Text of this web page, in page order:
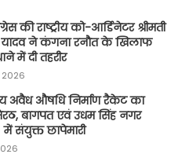
की राष्ट्रीय को-आर्डिनेटर श्रीमती
ने कंगना रनौत के खिलाफ
में दी तहरीर
2026
अवैध औषधि निर्माण रैकेट का
बागपत एवं उधम सिंह नगर
में संयुक्त छापेमारी